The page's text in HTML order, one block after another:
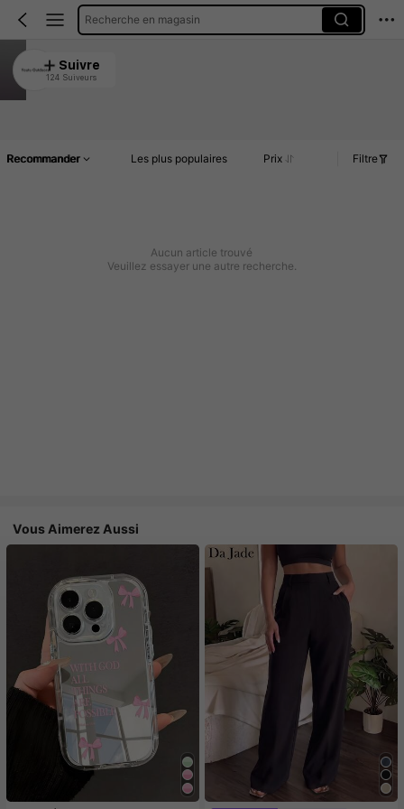
Recherche en magasin
Youtu Outdoors
4.86
Suivre
124 Suiveurs
Recommander Les plus populaires Prix Filtre
Aucun article trouvé
Veuillez essayer une autre recherche.
Vous Aimerez Aussi